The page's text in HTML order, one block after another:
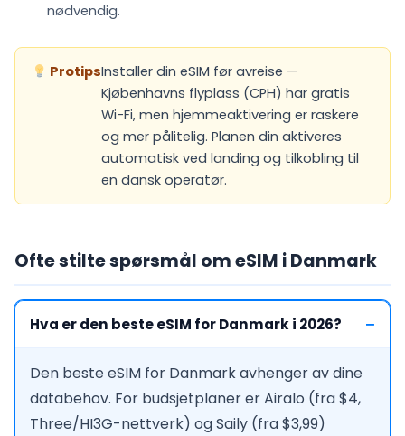
nødvendig.
ProtipsInstaller din eSIM før avreise —
Kjøbenhavns flyplass (CPH) har gratis
Wi-Fi, men hjemmeaktivering er raskere
og mer pålitelig. Planen din aktiveres
automatisk ved landing og tilkobling til
en dansk operatør.
Ofte stilte spørsmål om eSIM i Danmark
Hva er den beste eSIM for Danmark i 2026?
Den beste eSIM for Danmark avhenger av dine
databehov. For budsjetplaner er Airalo (fra $4,
Three/HI3G-nettverk) og Saily (fra $3,99)